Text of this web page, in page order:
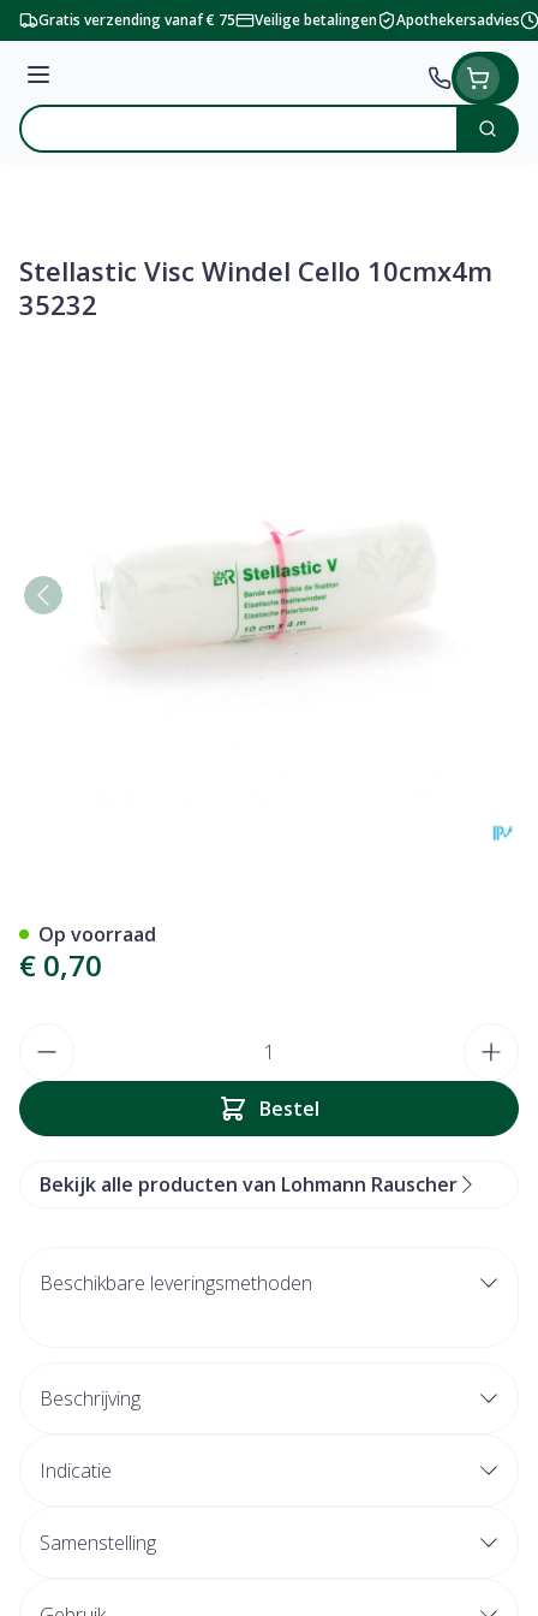
Ga naar de inhoud
Gratis verzending vanaf € 75 Veilige betalingen Apothekersadvies
Menu
Product, merk, categorie...
Zoek
Stellastic Visc Windel Cello 10cmx4m
35232
€ 0,70
Bestel
Op voorraad
Bekijk alle producten van Lohmann Rauscher
Beschikbare leveringsmethoden
Beschrijving
Indicatie
Samenstelling